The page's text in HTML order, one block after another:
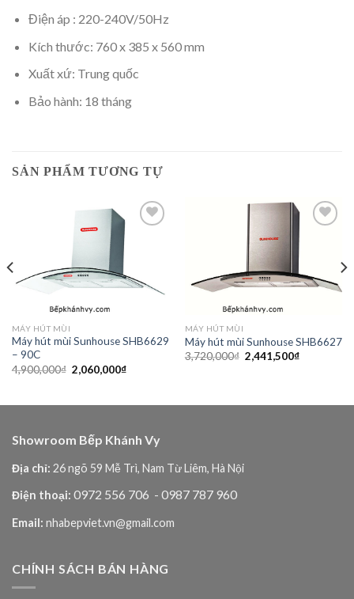
Điện áp : 220-240V/50Hz
Kích thước: 760 x 385 x 560 mm
Xuất xứ: Trung quốc
Bảo hành: 18 tháng
SẢN PHẨM TƯƠNG TỰ
MÁY HÚT MÙI
Máy hút mùi Sunhouse SHB6629
– 90C
4,900,000₫ Giá
gốc
2,060,000₫Giá
MÁY HÚT MÙI
Máy hút mùi Sunhouse SHB6627
3,720,000₫ Giá
gốc
2,441,500₫Giá
Showroom Bếp Khánh Vy
Địa chỉ: 26 ngõ 59 Mễ Trì, Nam Từ Liêm, Hà Nội
Điện thoại: 0972 556 706 - 0987 787 960
Email: nhabepviet.vn@gmail.com
CHÍNH SÁCH BÁN HÀNG